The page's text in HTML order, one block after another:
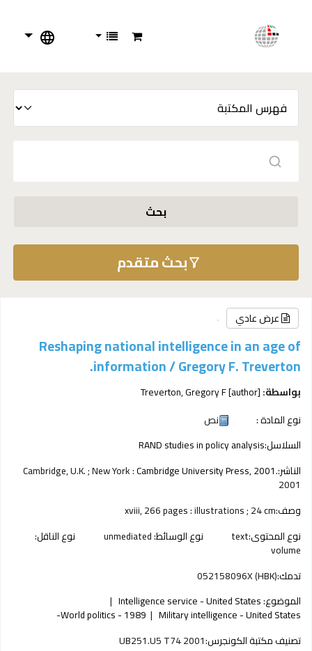
بحث
بحث متقدم
عرض عادي
Reshaping national intelligence in an age of
information /Gregory F. Treverton.
بواسطة: Treverton, Gregory F[author]
نوع المادة :
نص
السلاسل:RAND studies in policy analysis
الناشر:
Cambridge, U.K. ; New York :Cambridge University Press, 2001.
2001
وصف:xviii, 266 pages : illustrations ; 24 cm
نوع المحتوى:text نوع الوسائط:unmediated نوع الناقل:
volume
تدمك:052158096X (HBK)
الموضوع:Intelligence service - United States
Military intelligence - United States
World politics - 1989-
تصنيف مكتبة الكونجرس:UB251.U5 T74 2001